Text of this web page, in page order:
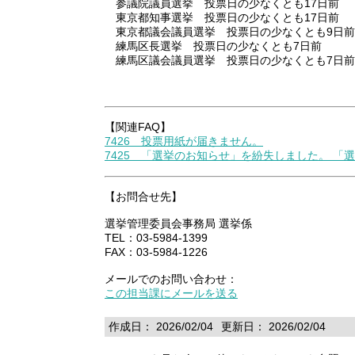
参議院議員選挙 投票日の少なくとも17日前
東京都知事選挙 投票日の少なくとも17日前
東京都議会議員選挙 投票日の少なくとも9日前
練馬区長選挙 投票日の少なくとも7日前
練馬区議会議員選挙 投票日の少なくとも7日前
【関連FAQ】
7426 投票用紙が届きません。
7425 「選挙のお知らせ」を紛失しました。 「選
【お問合せ先】
選挙管理委員会事務局 選挙係
TEL：03-5984-1399
FAX：03-5984-1226
メールでのお問い合わせ：
この担当課にメールを送る
作成日： 2026/02/04 更新日： 2026/02/04